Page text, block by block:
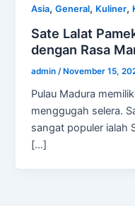
Asia,General, Kuliner,
Sate Lalat
dengan Rasa
admin /November 15,
Pulau Madura
menggugah selera.
sangat populer ialah
[…]